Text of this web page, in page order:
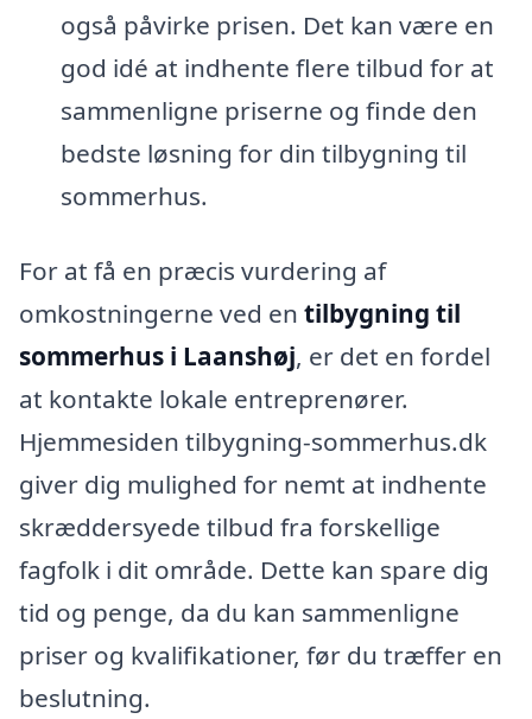
også påvirke prisen. Det kan være en
god idé at indhente flere tilbud for at
sammenligne priserne og finde den
bedste løsning for din tilbygning til
sommerhus.
For at få en præcis vurdering af
omkostningerne ved en tilbygning til
sommerhus i Laanshøj, er det en fordel
at kontakte lokale entreprenører.
Hjemmesiden tilbygning-sommerhus.dk
giver dig mulighed for nemt at indhente
skræddersyede tilbud fra forskellige
fagfolk i dit område. Dette kan spare dig
tid og penge, da du kan sammenligne
priser og kvalifikationer, før du træffer en
beslutning.